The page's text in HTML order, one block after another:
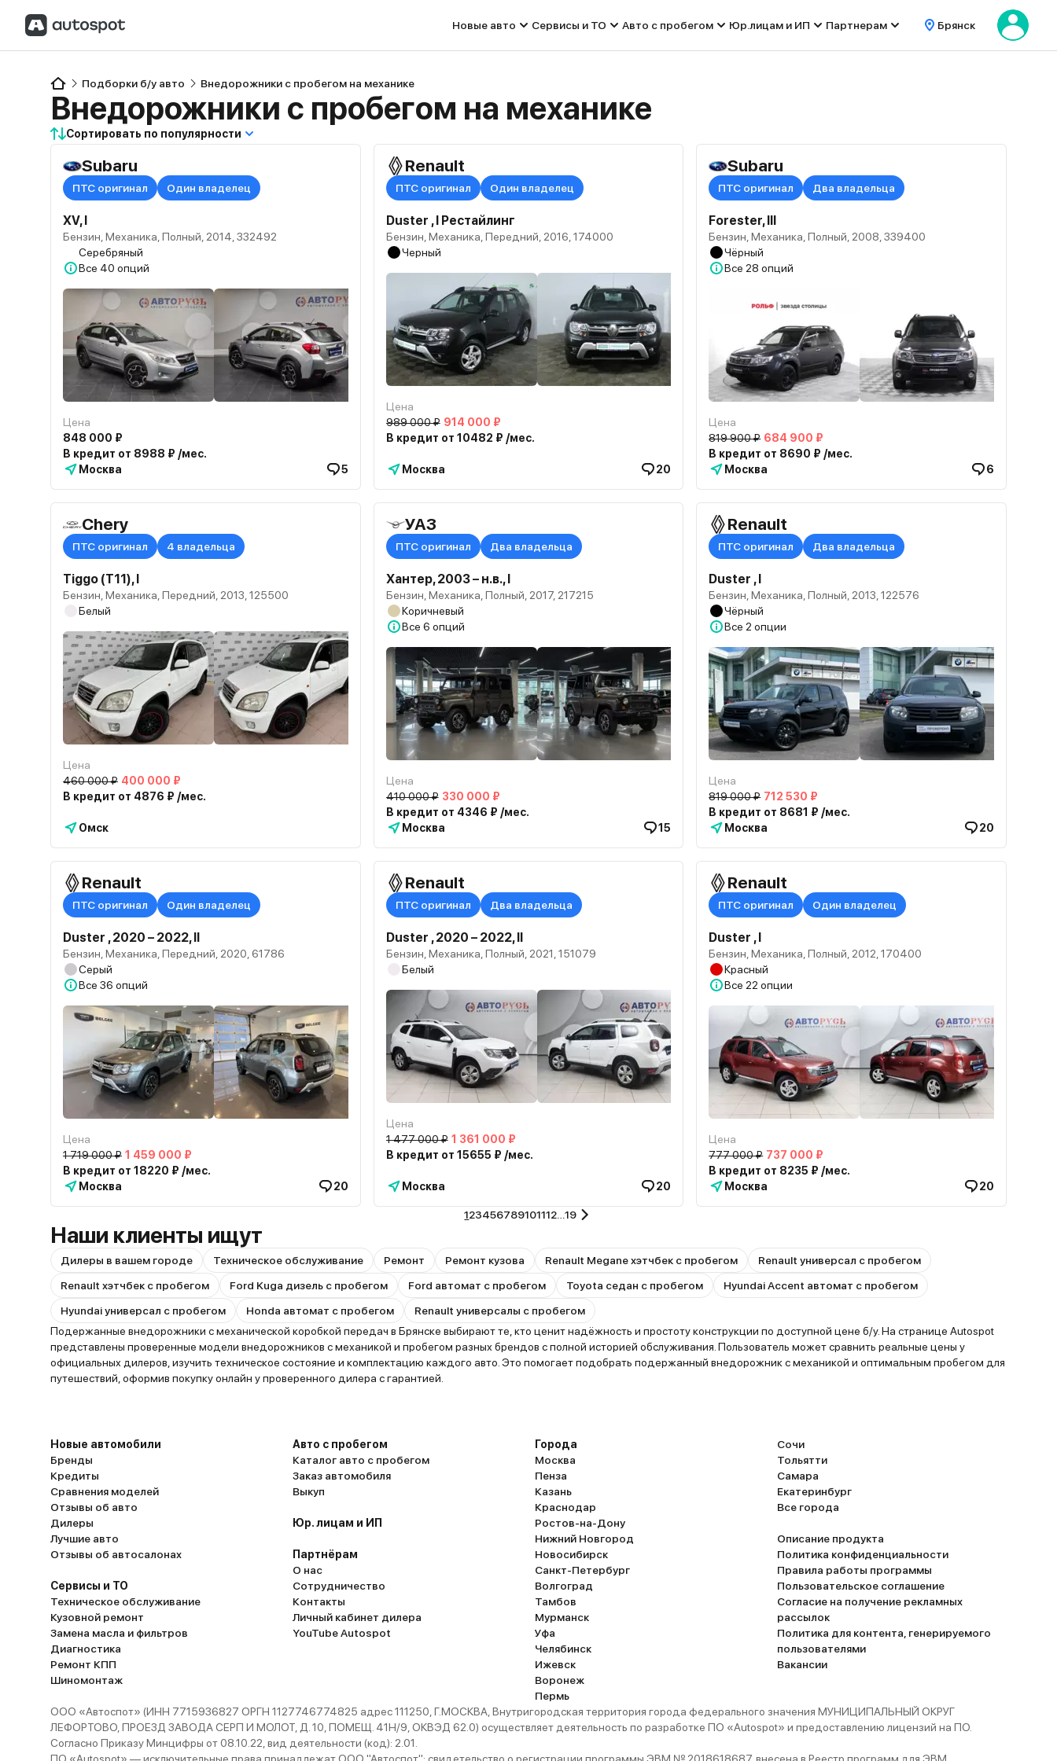
Новые авто Сервисы и ТО Авто с пробегом Юр.лицам и ИП Партнерам Брянск
Подборки б/у авто Внедорожники с пробегом на механике
Внедорожники с пробегом на механике
Сортировать по популярности
Subaru
ПТС оригинал Один владелец
XV, I
Бензин, Механика, Полный, 2014, 332492
Серебряный
Все 40 опций
Цена
848 000 ₽
В кредит от 8988 ₽ /мес.
Москва
5
Renault
ПТС оригинал Один владелец
Duster , I Рестайлинг
Бензин, Механика, Передний, 2016, 174000
Черный
Цена
989 000 ₽ 914 000 ₽
В кредит от 10482 ₽ /мес.
Москва 20
Subaru
ПТС оригинал Два владельца
Forester, III
Бензин, Механика, Полный, 2008, 339400
Чёрный
Все 28 опций
Цена
819 900 ₽ 684 900 ₽
В кредит от 8690 ₽ /мес.
Москва
6
Chery
ПТС оригинал 4 владельца
Tiggo (T11), I
Бензин, Механика, Передний, 2013, 125500
Белый
Цена
460 000 ₽ 400 000 ₽
В кредит от 4876 ₽ /мес.
Омск
УАЗ
ПТС оригинал Два владельца
Хантер, 2003 – н.в., I
Бензин, Механика, Полный, 2017, 217215
Коричневый
Все 6 опций
Цена
410 000 ₽ 330 000 ₽
В кредит от 4346 ₽ /мес.
Москва
15
Renault
ПТС оригинал Два владельца
Duster , I
Бензин, Механика, Полный, 2013, 122576
Чёрный
Все 2 опции
Цена
819 000 ₽ 712 530 ₽
В кредит от 8681 ₽ /мес.
Москва
20
Renault
ПТС оригинал Один владелец
Duster , 2020 – 2022, II
Бензин, Механика, Передний, 2020, 61786
Серый
Все 36 опций
Цена
1 719 000 ₽ 1 459 000 ₽
В кредит от 18220 ₽ /мес.
Москва
20
Renault
ПТС оригинал Два владельца
Duster , 2020 – 2022, II
Бензин, Механика, Полный, 2021, 151079
Белый
Цена
1 477 000 ₽ 1 361 000 ₽
В кредит от 15655 ₽ /мес.
Москва 20
Renault
ПТС оригинал Один владелец
Duster , I
Бензин, Механика, Полный, 2012, 170400
Красный
Все 22 опции
Цена
777 000 ₽ 737 000 ₽
В кредит от 8235 ₽ /мес.
Москва
20
123456789101112 …19
Наши клиенты ищут
Дилеры в вашем городе Техническое обслуживание Ремонт Ремонт кузова Renault Megane хэтчбек с пробегом
Renault универсал с пробегом
Renault хэтчбек с пробегом
Ford Kuga дизель с пробегом Ford автомат с пробегом Toyota седан с пробегом
Hyundai Accent автомат с пробегом
Hyundai универсал с пробегом
Honda автомат с пробегом
Renault универсалы с пробегом
Подержанные внедорожники с механической коробкой передач в Брянске выбирают те, кто ценит надёжность и простоту конструкции по доступной цене б/у. На странице Autospot
представлены проверенные модели внедорожников с механикой и пробегом разных брендов с полной историей обслуживания. Пользователь может сравнить реальные цены у
официальных дилеров, изучить техническое состояние и комплектацию каждого авто. Это помогает подобрать подержанный внедорожник с механикой и оптимальным пробегом для
путешествий, оформив покупку онлайн у проверенного дилера с гарантией.
Новые автомобили
Бренды
Кредиты
Сравнения моделей
Отзывы об авто
Дилеры
Лучшие авто
Отзывы об автосалонах
Сервисы и ТО
Техническое обслуживание
Кузовной ремонт
Замена масла и фильтров
Диагностика
Ремонт КПП
Шиномонтаж
Авто с пробегом
Каталог авто с пробегом
Заказ автомобиля
Выкуп
Юр. лицам и ИП
Партнёрам
О нас
Сотрудничество
Контакты
Личный кабинет дилера
YouTube Autospot
Города
Москва
Пенза
Казань
Краснодар
Ростов-на-Дону
Нижний Новгород
Новосибирск
Санкт-Петербург
Волгоград
Тамбов
Мурманск
Уфа
Челябинск
Ижевск
Воронеж
Пермь
Сочи
Тольятти
Самара
Екатеринбург
Все города
Описание продукта
Политика конфиденциальности
Правила работы программы
Пользовательское соглашение
Согласие на получение рекламных
рассылок
Политика для контента, генерируемого
пользователями
Вакансии
ООО «Автоспот» (ИНН 7715936827 ОРГН 1127746774825 адрес 111250, Г.МОСКВА, Внутригородская территория города федерального значения МУНИЦИПАЛЬНЫЙ ОКРУГ
ЛЕФОРТОВО, ПРОЕЗД ЗАВОДА СЕРП И МОЛОТ, Д. 10, ПОМЕЩ. 41Н/9, ОКВЭД 62.0) осуществляет деятельность по разработке ПО «Autospot» и предоставлению лицензий на ПО.
Согласно Приказу Минцифры от 08.10.22, вид деятельности (код): 2.01.